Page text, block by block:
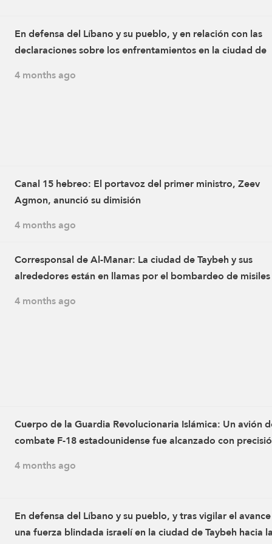
En defensa del Líbano y su pueblo, y en relación con las
declaraciones sobre los enfrentamientos en la ciudad de
Taybeh, los muyahidines de la Resistencia Islámica
dos tanques Merkava con misiles guiados,
4 months ago
Canal 15 hebreo: El portavoz del primer ministro, Zeev
Agmon, anunció su dimisión
4 months ago
Corresponsal de Al-Manar: La ciudad de Taybeh y sus
alrededores están en llamas por el bombardeo de misiles
guiados, cohetes y proyectiles de artillería que atacan a
tanques israelíes y a las fuerzas enemigas en estado de
4 months ago
Cuerpo de la Guardia Revolucionaria Islámica: Un avión
combate F-18 estadounidense fue alcanzado con
sobre Chabahar, en el sureste de Irán, esta tarde y se
en el Océano Índico
4 months ago
En defensa del Líbano y su pueblo, y tras vigilar el
una fuerza blindada israelí en la ciudad de Taybeh hacia